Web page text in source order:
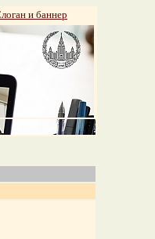
и баннер